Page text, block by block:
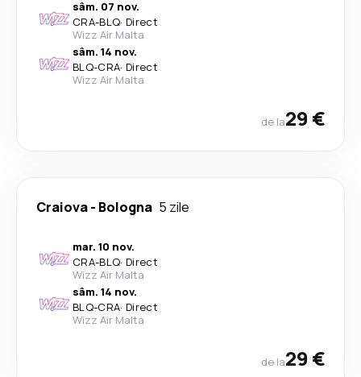
sâm. 07 nov.
CRA-BLQ· Direct
Wizz Air Malta
sâm. 14 nov.
BLQ-CRA· Direct
Wizz Air Malta
de la29 €
Craiova- Bologna 5 zile
mar. 10 nov.
CRA-BLQ· Direct
Wizz Air Malta
sâm. 14 nov.
BLQ-CRA· Direct
Wizz Air Malta
de la29 €